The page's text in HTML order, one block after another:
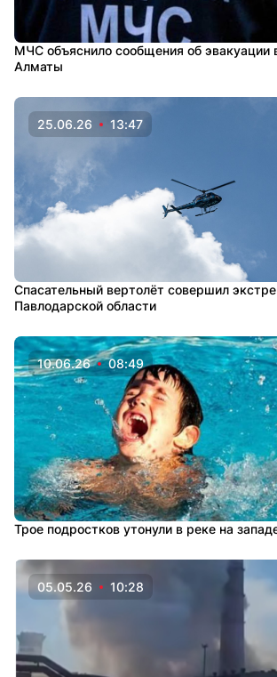
МЧС объяснило сообщения об эвакуации
Алматы
25.06.26 13:47
Спасательный вертолёт совершил
Павлодарской области
10.06.26 08:49
Трое подростков утонули в реке на
05.05.26 10:28